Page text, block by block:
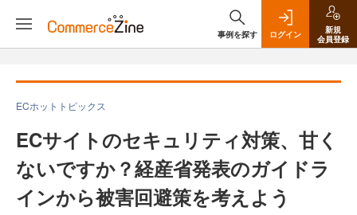
事例を探す ログイン
新規
会員登録
ECホットトピックス
ECサイトのセキュリティ対策、甘く
ないですか？経産省発表のガイドラ
インから被害回避策を考えよう